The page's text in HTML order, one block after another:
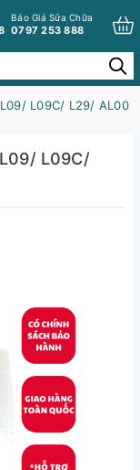
Báo Giá Sửa Chữa
0797 253 888
L09C/ L29/ AL00
L09C/